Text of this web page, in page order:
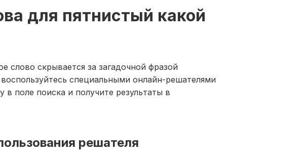
для пятнистый какой
слово скрывается за загадочной фразой
специальными онлайн-решателями
в поле поиска и получите результаты в
решателя